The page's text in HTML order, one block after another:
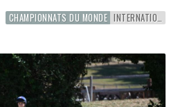
CHAMPIONNATS DU MONDE INTERNATIONAL